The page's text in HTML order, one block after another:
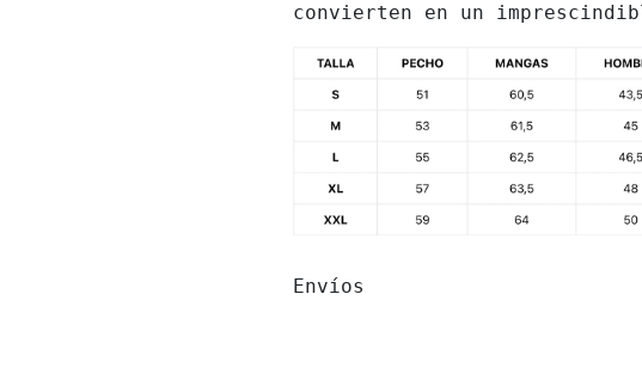
convierten en un
Envíos